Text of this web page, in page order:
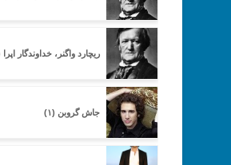
ریچارد واگنر، خداوندگار اپرا
جاش گروبن (۱)